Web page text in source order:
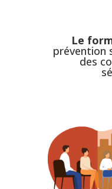
Le
prévention
des